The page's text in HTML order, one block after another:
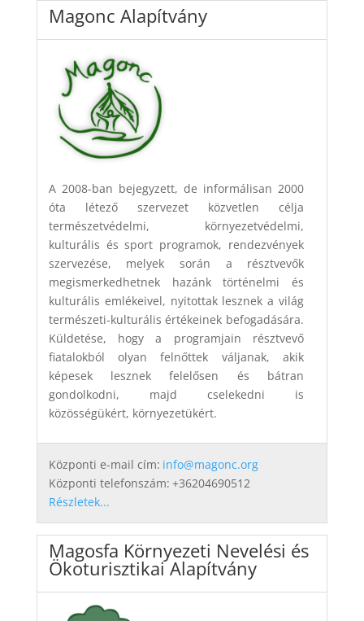
Magonc Alapítvány
A 2008-ban bejegyzett, de informálisan 2000
óta létező szervezet közvetlen célja
természetvédelmi, környezetvédelmi,
kulturális és sport programok, rendezvények
szervezése, melyek során a résztvevők
megismerkedhetnek hazánk történelmi és
kulturális emlékeivel, nyitottak lesznek a világ
természeti-kulturális értékeinek befogadására.
Küldetése, hogy a programjain résztvevő
fiatalokból olyan felnőttek váljanak, akik
képesek lesznek felelősen és bátran
gondolkodni, majd cselekedni is
közösségükért, környezetükért.
Központi e-mail cím: info@magonc.org
Központi telefonszám: +36204690512
Részletek...
Magosfa Környezeti Nevelési és
Ökoturisztikai Alapítvány